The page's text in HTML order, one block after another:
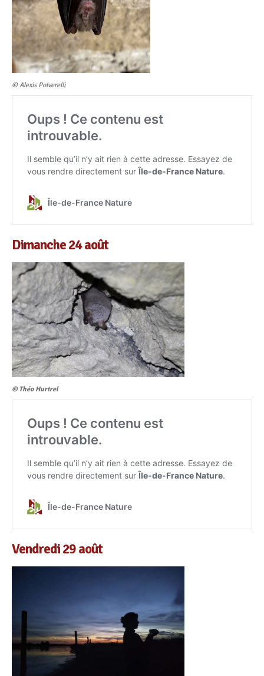
© Alexis Polverelli
Dimanche 24 août
© Théo Hurtrel
Vendredi 29 août